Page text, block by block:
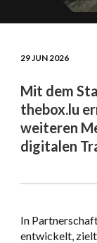
29 JUN 2026
Mit dem
thebox.lu
weiteren
digitalen
In
entwickelt, zielt